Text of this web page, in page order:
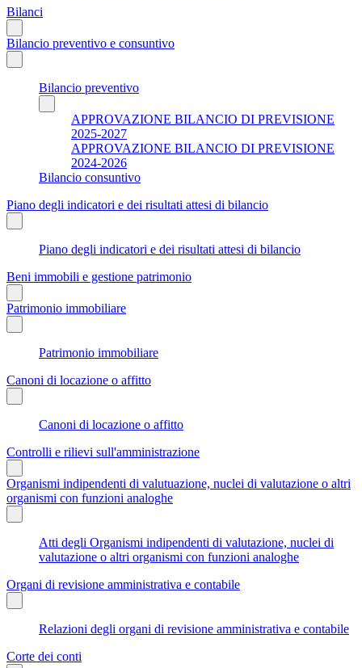
Bilanci
Bilancio preventivo e consuntivo
Bilancio preventivo
APPROVAZIONE BILANCIO DI PREVISIONE
2025-2027
APPROVAZIONE BILANCIO DI PREVISIONE
2024-2026
Bilancio consuntivo
Piano degli indicatori e dei risultati attesi di bilancio
Piano degli indicatori e dei risultati attesi di bilancio
Beni immobili e gestione patrimonio
Patrimonio immobiliare
Patrimonio immobiliare
Canoni di locazione o affitto
Canoni di locazione o affitto
Controlli e rilievi sull'amministrazione
Organismi indipendenti di valutuazione, nuclei di valutazione o altri
organismi con funzioni analoghe
Atti degli Organismi indipendenti di valutazione, nuclei di
valutazione o altri organismi con funzioni analoghe
Organi di revisione amministrativa e contabile
Relazioni degli organi di revisione amministrativa e contabile
Corte dei conti